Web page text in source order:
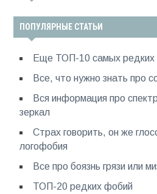
ПОПУЛЯРНЫЕ СТАТЬИ
Еще ТОП-10 самых редких
Все, что нужно знать про
Вся информация про
зеркал
Страх говорить, он же
логофобия
Все про боязнь грязи или
ТОП-20 редких фобий